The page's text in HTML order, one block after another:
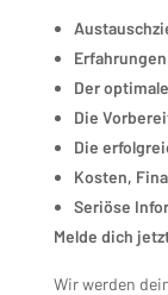
Erfahrungen
Der
Die
Die
Kosten,
Seriöse
Melde dich
Wir werden